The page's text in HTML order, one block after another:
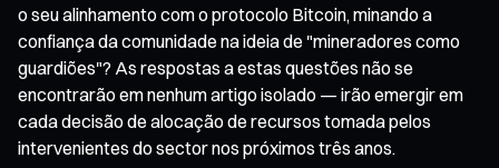
o seu alinhamento com o protocolo Bitcoin, minando a
confiança da comunidade na ideia de "mineradores como
guardiões"? As respostas a estas questões não se
encontrarão em nenhum artigo isolado — irão emergir em
cada decisão de alocação de recursos tomada pelos
intervenientes do sector nos próximos três anos.